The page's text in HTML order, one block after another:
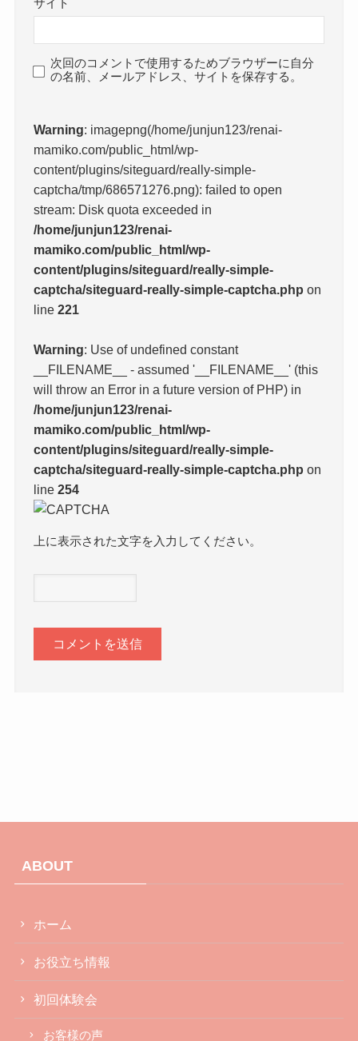
サイト
次回のコメントで使用するためブラウザーに自分
の名前、メールアドレス、サイトを保存する。
Warning: imagepng(/home/junjun123/renai-
mamiko.com/public_html/wp-
content/plugins/siteguard/really-simple-
captcha/tmp/686571276.png): failed to open
stream: Disk quota exceeded in
/home/junjun123/renai-
mamiko.com/public_html/wp-
content/plugins/siteguard/really-simple-
captcha/siteguard-really-simple-captcha.php on
line221
Warning: Use of undefined constant
__FILENAME__ - assumed '__FILENAME__' (this
will throw an Error in a future version of PHP) in
/home/junjun123/renai-
mamiko.com/public_html/wp-
content/plugins/siteguard/really-simple-
captcha/siteguard-really-simple-captcha.php on
line254
上に表示された文字を入力してください。
ABOUT
ホーム
お役立ち情報
初回体験会
お客様の声